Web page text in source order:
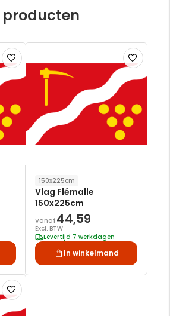
producten
Voeg
toe
aan
Voeg
toe
aan
150x225cm
Vlag Flémalle
150x225cm
Vanaf 44,59
Excl. BTW
Levertijd 7 werkdagen
In winkelmand
Voeg
toe
aan